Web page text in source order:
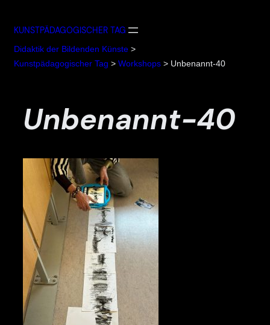
Inhalt
KUNSTPÄDAGOGISCHER TAG
Didaktik der Bildenden Künste >
Kunstpädagogischer Tag > Workshops > Unbenannt-40
Unbenannt-40